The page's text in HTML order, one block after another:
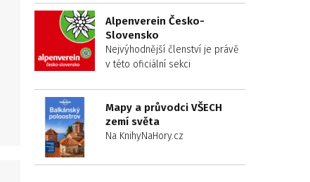
Alpenverein Česko-
Slovensko
Nejvýhodnější členství je právě
v této oficiální sekci
Mapy a průvodci VŠECH
zemí světa
Na KnihyNaHory.cz